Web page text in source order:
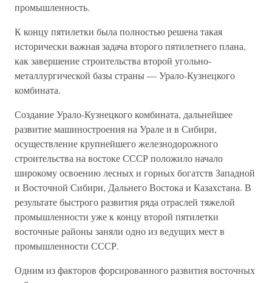
промышленность.
К концу пятилетки была полностью решена такая
исторически важная задача второго пятилетнего плана,
как завершение строительства второй угольно-
металлургической базы страны — Урало-Кузнецкого
комбината.
Создание Урало-Кузнецкого комбината, дальнейшее
развитие машиностроения на Урале и в Сибири,
осуществление крупнейшего железнодорожного
строительства на востоке СССР положило начало
широкому освоению лесных и горных богатств Западной
и Восточной Сибири, Дальнего Востока и Казахстана. В
результате быстрого развития ряда отраслей тяжелой
промышленности уже к концу второй пятилетки
восточные районы заняли одно из ведущих мест в
промышленности СССР.
Одним из факторов форсированного развития восточных